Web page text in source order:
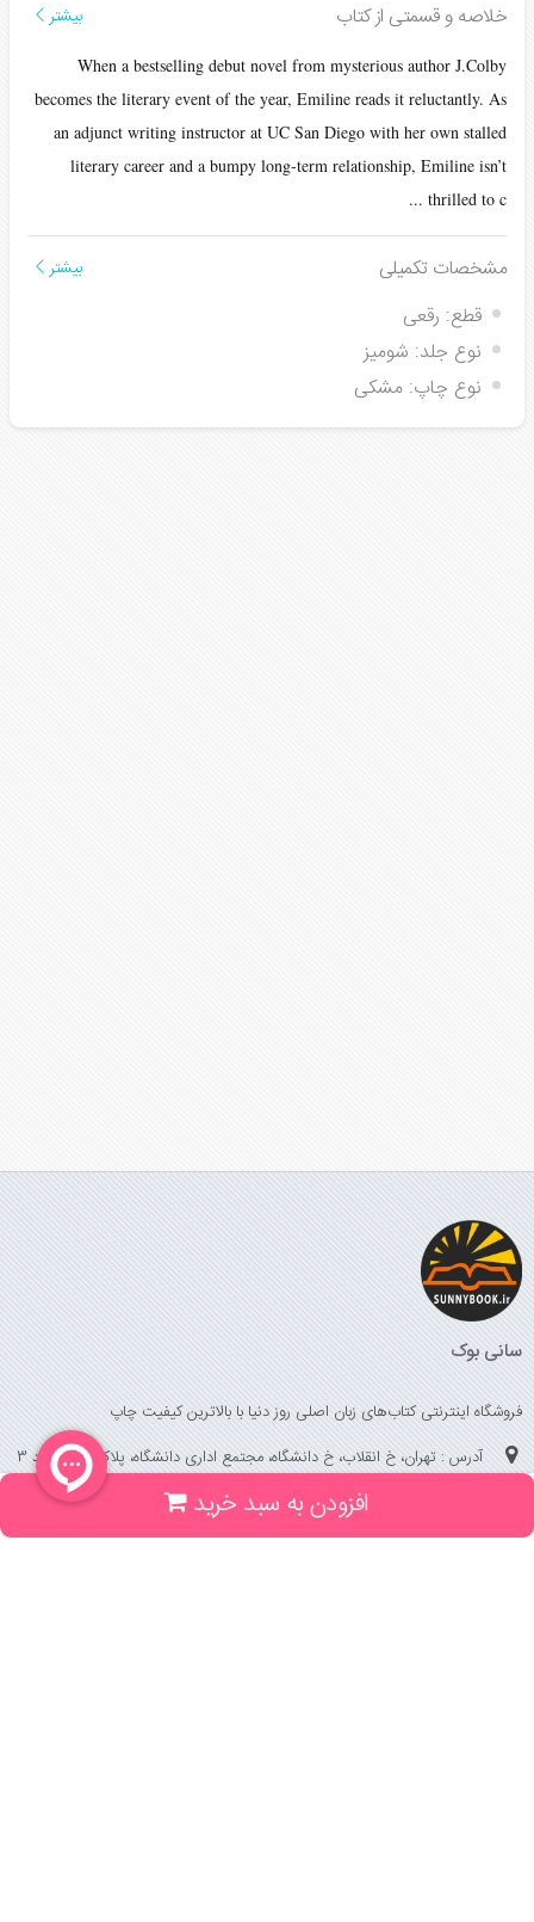
خلاصه و قسمتی از کتاب بیشتر
When a bestselling debut novel from mysterious author J.Colby
becomes the literary event of the year, Emiline reads it reluctantly. As
an adjunct writing instructor at UC San Diego with her own stalled
literary career and a bumpy long-term relationship, Emiline isn’t
thrilled to c
...
مشخصات تکمیلی بیشتر
قطع: رقعی
نوع جلد: شومیز
نوع چاپ: مشکی
افزودن به سبد خرید
سانی بوک
فروشگاه اینترنتی کتاب‌های زبان اصلی روز دنیا با بالاترین کیفیت چاپ
آدرس : تهران، خ انقلاب، خ دانشگاه، مجتمع اداری دانشگاه، پلاک 158 واحد 3
(جهت خرید حضوری، تلفنی ، پیگیری سفارشات سایت با شماره تلفن 02166175070
تماس حاصل فرمایید)